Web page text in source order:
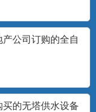
有限公司生产的旋
区有：...
公司订购的全自
的无塔供水设备